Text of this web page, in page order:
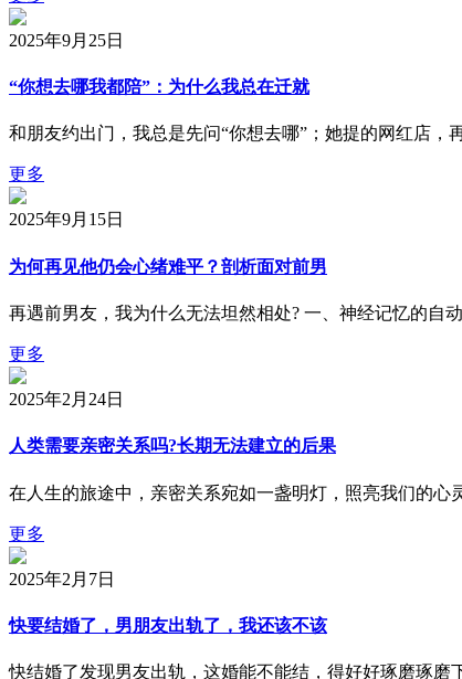
2025年9月25日
“你想去哪我都陪”：为什么我总在迁就
和朋友约出门，我总是先问“你想去哪”；她提的网红店
更多
2025年9月15日
为何再见他仍会心绪难平？剖析面对前男
再遇前男友，我为什么无法坦然相处? 一、神经记忆的
更多
2025年2月24日
人类需要亲密关系吗?长期无法建立的后果
在人生的旅途中，亲密关系宛如一盏明灯，照亮我们的
更多
2025年2月7日
快要结婚了，男朋友出轨了，我还该不该
快结婚了发现男友出轨，这婚能不能结，得好好琢磨琢